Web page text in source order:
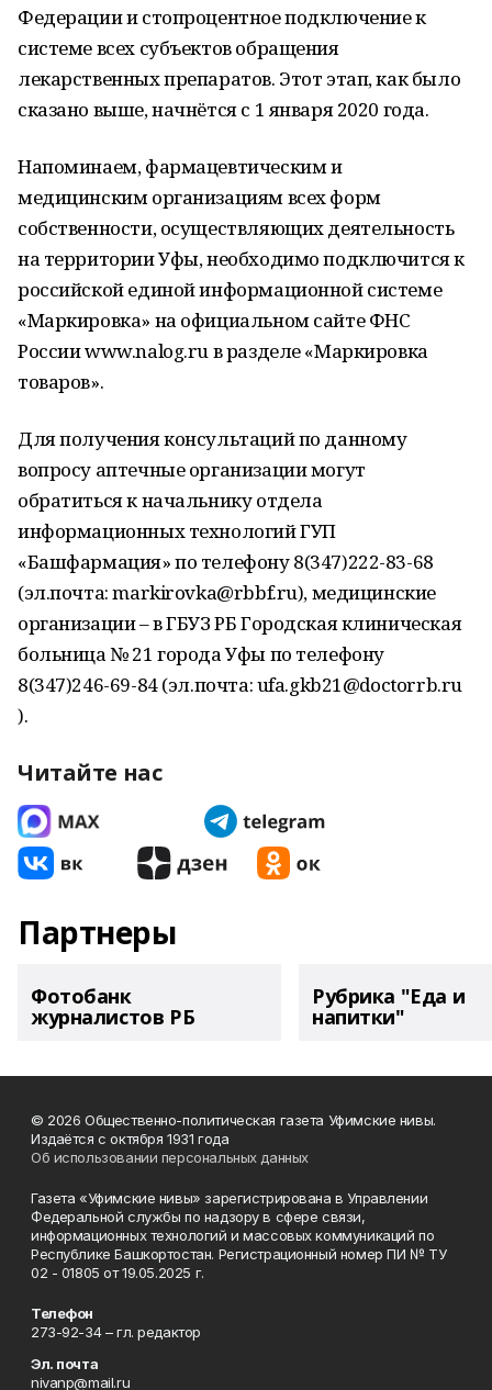
Федерации и стопроцентное подключение к
системе всех субъектов обращения
лекарственных препаратов. Этот этап, как было
сказано выше, начнётся с 1 января 2020 года.
Напоминаем, фармацевтическим и
медицинским организациям всех форм
собственности, осуществляющих деятельность
на территории Уфы, необходимо подключится к
российской единой информационной системе
«Маркировка» на официальном сайте ФНС
России www.nalog.ru в разделе «Маркировка
товаров».
Для получения консультаций по данному
вопросу аптечные организации могут
обратиться к начальнику отдела
информационных технологий ГУП
«Башфармация» по телефону 8(347)222-83-68
(эл.почта: markirovka@rbbf.ru), медицинские
организации – в ГБУЗ РБ Городская клиническая
больница № 21 города Уфы по телефону
8(347)246-69-84 (эл.почта: ufa.gkb21@doctorrb.ru
).
Читайте нас
Партнеры
Фотобанк
журналистов РБ
Рубрика "Еда и
напитки"
© 2026 Общественно-политическая газета Уфимские нивы.
Издаётся с октября 1931 года
Об использовании персональных данных
Газета «Уфимские нивы» зарегистрирована в Управлении
Федеральной службы по надзору в сфере связи,
информационных технологий и массовых коммуникаций по
Республике Башкортостан. Регистрационный номер ПИ № ТУ
02 - 01805 от 19.05.2025 г.
Телефон
273-92-34 – гл. редактор
Эл. почта
nivanp@mail.ru